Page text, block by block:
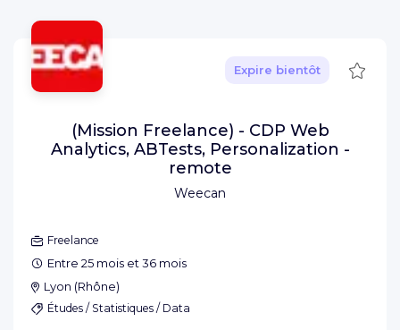
Weecan
Expire bientôt
(Mission Freelance) - CDP Web
Analytics, ABTests, Personalization -
remote
Freelance
Entre 25 mois et 36 mois
Lyon (Rhône)
Études / Statistiques / Data